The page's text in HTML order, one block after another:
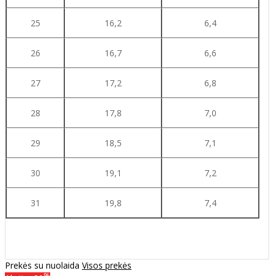
25 16,2 6,4
26 16,7 6,6
27 17,2 6,8
28 17,8 7,0
29 18,5 7,1
30 19,1 7,2
31 19,8 7,4
Prekės su nuolaida Visos prekės